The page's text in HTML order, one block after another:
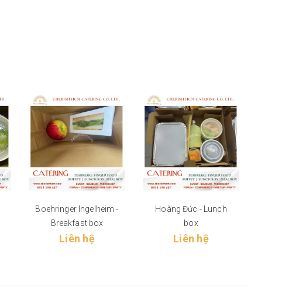
Boehringer Ingelheim -
Breakfast box
Liên hệ
Hoàng Đức - Lunch
box
Liên hệ